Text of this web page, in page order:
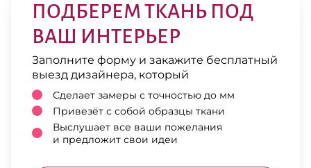
ПОДБЕРЕМ ТКАНЬ ПОД
ВАШ ИНТЕРЬЕР
Заполните форму и закажите бесплатный
выезд дизайнера, который
Сделает замеры с точностью до мм
Привезёт с собой образцы ткани
Выслушает все ваши пожелания
и предложит свои идеи